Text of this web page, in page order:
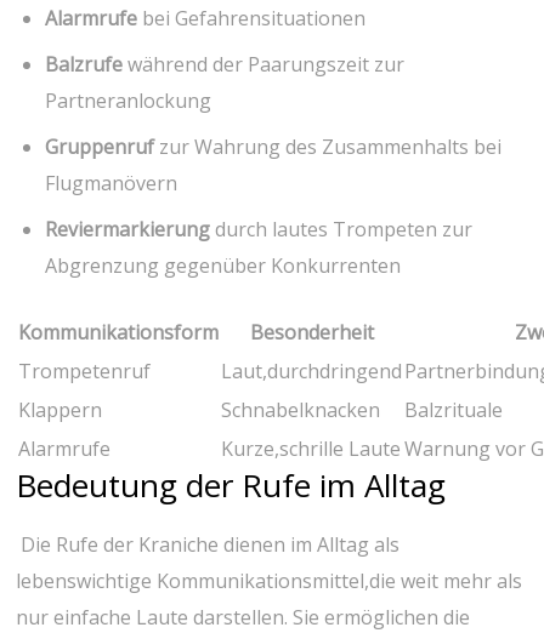
Alarmrufe bei Gefahrensituationen
Balzrufewährend der Paarungszeit zur
Partneranlockung
Gruppenrufzur Wahrung des Zusammenhalts bei
Flugmanövern
Reviermarkierung​durch lautes Trompeten zur
Abgrenzung gegenüber Konkurrenten
Kommunikationsform Besonderheit
Trompetenruf
Laut,durchdringend
Klappern
Schnabelknacken
Balzrituale
Alarmrufe
Kurze,schrille Laute Warnung vor⁣
Bedeutung der Rufe im Alltag
‍ Die Rufe der Kraniche dienen im Alltag als
lebenswichtige Kommunikationsmittel,die weit mehr als⁣
nur einfache Laute darstellen. Sie ermöglichen die